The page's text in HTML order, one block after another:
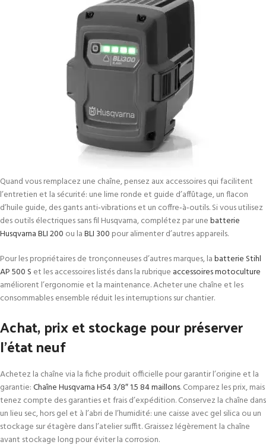
Quand vous remplacez une chaîne, pensez aux accessoires qui facilitent
l’entretien et la sécurité: une lime ronde et guide d’affûtage, un flacon
d’huile guide, des gants anti‑vibrations et un coffre‑à‑outils. Si vous utilisez
des outils électriques sans fil Husqvarna, complétez par unebatterie
Husqvarna BLI 200 ou laBLI 300 pour alimenter d’autres appareils.
Pour les propriétaires de tronçonneuses d’autres marques, labatterie Stihl
AP 500 S et les accessoires listés dans la rubrique accessoires motoculture
améliorent l’ergonomie et la maintenance. Acheter une chaîne et les
consommables ensemble réduit les interruptions sur chantier.
Achat, prix et stockage pour préserver
l’état neuf
Achetez la chaîne via la fiche produit officielle pour garantir l’origine et la
garantie:Chaîne Husqvarna H54 3/8″ 1.5 84 maillons. Comparez les prix, mais
tenez compte des garanties et frais d’expédition. Conservez la chaîne dans
un lieu sec, hors gel et à l’abri de l’humidité: une caisse avec gel silica ou un
stockage sur étagère dans l’atelier suffit. Graissez légèrement la chaîne
avant stockage long pour éviter la corrosion.